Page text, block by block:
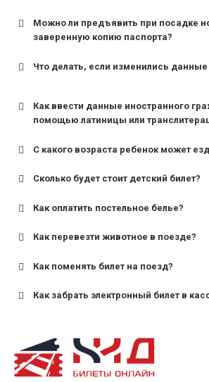
Можно ли предъявить при посадке
заверенную копию паспорта?
Что делать, если изменились данные
Как ввести данные иностранного
помощью латиницы или
С какого возраста ребенок может
для поездов дальнего следования
для пригородных поездов — от 7
Сколько будет стоит детский билет?
Как оплатить постельное белье?
Как перевезти животное в поезде?
Как поменять билет на поезд?
Как забрать электронный билет в
назвав кассиру 14-значный номер
предъявив удостоверение